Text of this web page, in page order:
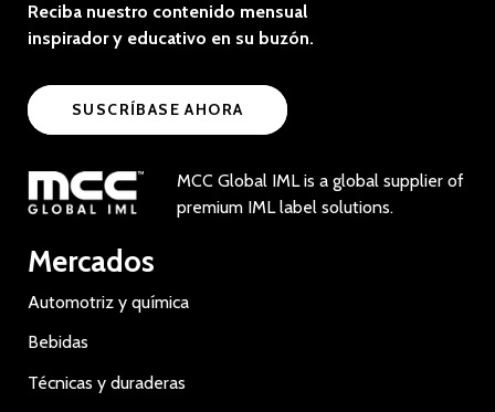
Reciba nuestro contenido mensual
inspirador y educativo en su buzón.
SUSCRÍBASE AHORA
MCC Global IML is a global supplier of
premium IML label solutions.
Mercados
Automotriz y química
Bebidas
Técnicas y duraderas